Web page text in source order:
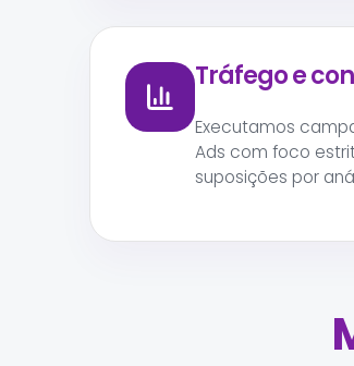
Tráfego e
Executamos
Ads com foco
suposições por